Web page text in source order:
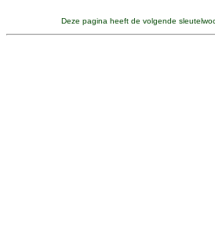
Deze pagina heeft de volgende